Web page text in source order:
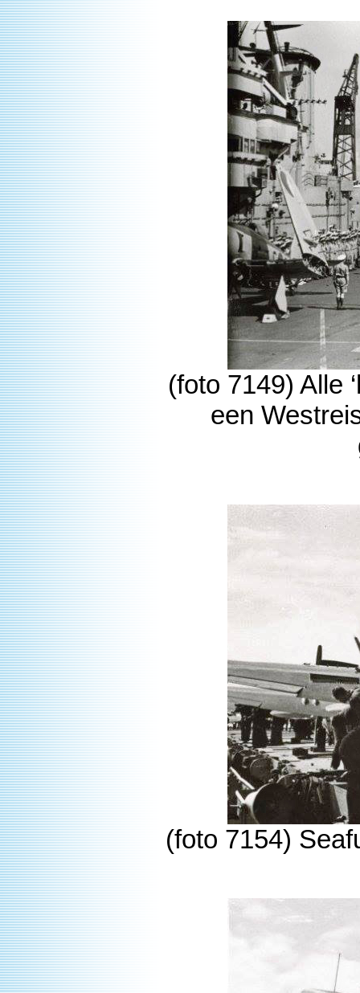
(foto 7149) Alle
een
(foto 7154)